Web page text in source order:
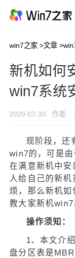
win7之家 >文章 >
新机如何
win7系统
2020-07-30 作者:
现阶段，还
win7的，可是
在满意新机中
人给自己的新
烦，那么新机
教大家新机win7
操作须知：
1、本文介
盘分区表是MBR